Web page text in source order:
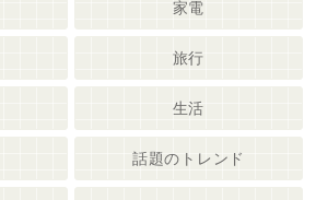
家電
旅行
生活
話題のトレンド